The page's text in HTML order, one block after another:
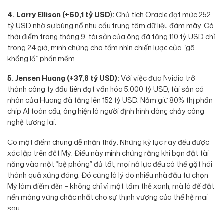
4. Larry Ellison (+60,1 tỷ USD):Chủ tịch Oracle đạt mức 252
tỷ USD nhờ sự bùng nổ nhu cầu trung tâm dữ liệu đám mây. Có
thời điểm trong tháng 9, tài sản của ông đã tăng 110 tỷ USD chỉ
trong 24 giờ, minh chứng cho tầm nhìn chiến lược của “gã
khổng lồ” phần mềm.
5. Jensen Huang (+37,8 tỷ USD):Với việc đưa Nvidia trở
thành công ty đầu tiên đạt vốn hóa 5.000 tỷ USD, tài sản cá
nhân của Huang đã tăng lên 152 tỷ USD. Nắm giữ 80% thị phần
chip AI toàn cầu, ông hiện là người định hình dòng chảy công
nghệ tương lai.
Có một điểm chung dễ nhận thấy: Những kỷ lục này đều được
xác lập trên đất Mỹ. Điều này minh chứng rằng khi bạn đặt tài
năng vào một “bệ phóng” đủ tốt, mọi nỗ lực đều có thể gặt hái
thành quả xứng đáng. Đó cũng là lý do nhiều nhà đầu tư chọn
Mỹ làm điểm đến – không chỉ vì một tấm thẻ xanh, mà là để đặt
nền móng vững chắc nhất cho sự thịnh vượng của thế hệ mai
sau.